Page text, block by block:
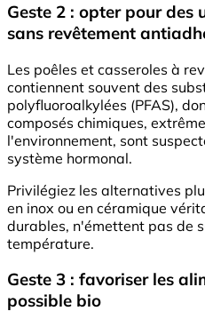
Geste 2 : opter pour des
sans revêtement
Les poêles et casseroles à
contiennent souvent des
polyfluoroalkylées (PFAS),
composés chimiques,
l'environnement, sont
système hormonal.
Privilégiez les alternatives
en inox ou en céramique
durables, n'émettent pas de
température.
Geste 3 : favoriser les
possible bio